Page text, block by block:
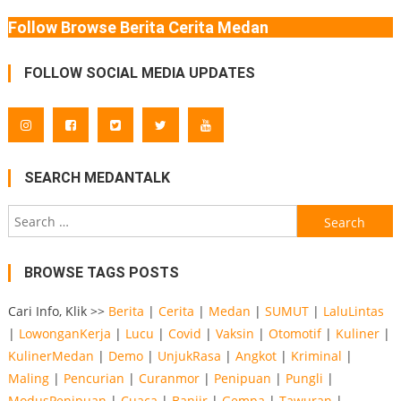
Follow Browse Berita Cerita Medan
FOLLOW SOCIAL MEDIA UPDATES
SEARCH MEDANTALK
Search
for:
BROWSE TAGS POSTS
Cari Info, Klik >> Berita | Cerita | Medan | SUMUT| LaluLintas
| LowonganKerja | Lucu | Covid | Vaksin | Otomotif| Kuliner|
KulinerMedan | Demo| UnjukRasa | Angkot| Kriminal |
Maling| Pencurian | Curanmor| Penipuan | Pungli |